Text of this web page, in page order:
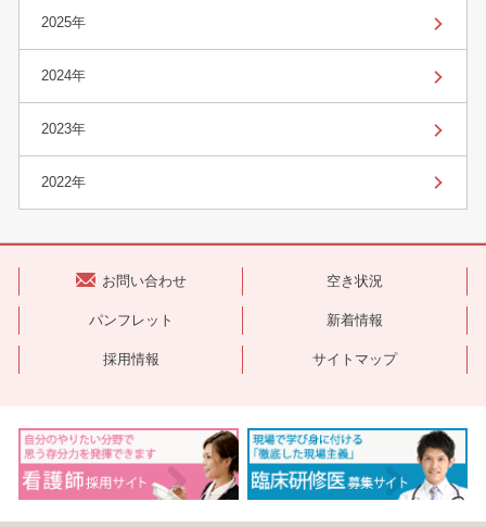
2025年
2024年
2023年
2022年
お問い合わせ 空き状況
パンフレット 新着情報
採用情報 サイトマップ